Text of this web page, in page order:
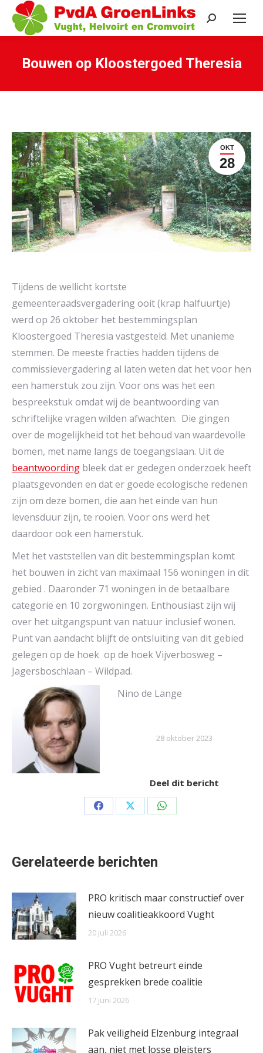
Search:
Bouwen op Kloostergoed Theresia
OKT
28
Tijdens de wellicht kortste
gemeenteraadsvergadering ooit (krap halfuurtje)
werd op 26 oktober het bestemmingsplan
Kloostergoed Theresia vastgesteld. Met unanieme
stemmen. De meeste fracties hadden tijdens de
commissievergadering al laten weten dat het voor hen
een hamerstuk zou zijn. Voor ons was het een
bespreekstuk omdat wij de beantwoording van
schriftelijke vragen wilden afwachten. Die gingen
over de mogelijkheid tot het behoud van waardevolle
bomen, met name langs de toegangslaan. Uit de
beantwoording bleek dat er gedegen onderzoek heeft
plaatsgevonden en dat er goede ecologische redenen
zijn om deze bomen, die aan het einde van hun
levensduur zijn, te rooien. Voor ons werd het
daardoor ook een hamerstuk.
Met het vaststellen van dit bestemmingsplan komt
het bouwen in zicht van maximaal 156 woningen in dit
gebied . Daaronder 71 woningen in de betaalbare
categorie en 10 zorgwoningen. Enthousiast zijn wij
over het uitgangspunt van natuur inclusief wonen.
Punt van aandacht blijft de ontsluiting van dit gebied
gelegen op de hoek op de hoek Vijverbosweg –
Jagersboschlaan – Wildpad.
Nino de Lange
28 oktober 2023
Deel dit bericht
Share Share Share
Gerelateerde berichten
PRO kritisch maar constructief over
nieuw coalitieakkoord Vught
20 juli 2026
PRO Vught betreurt einde
gesprekken brede coalitie
17 juni 2026
Pak veiligheid Elzenburg integraal
aan, niet met losse pleisters